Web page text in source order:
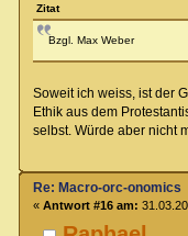
Zitat
Bzgl. Max Weber
Soweit ich weiss, ist der
Ethik aus dem
selbst. Würde aber nicht
Re: Macro-orc-onomics
« Antwort #16 am: